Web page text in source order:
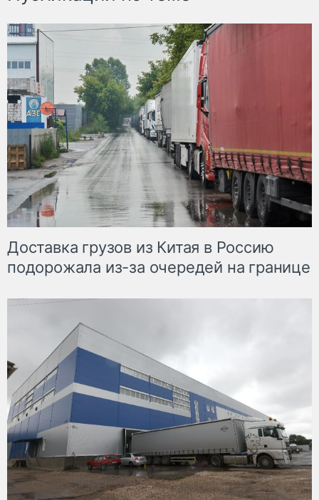
Доставка грузов из Китая в Россию
подорожала из-за очередей на границе